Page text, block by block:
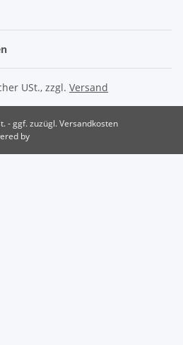
USt., zzgl. Versand
- ggf. zuzügl. Versandkosten
by